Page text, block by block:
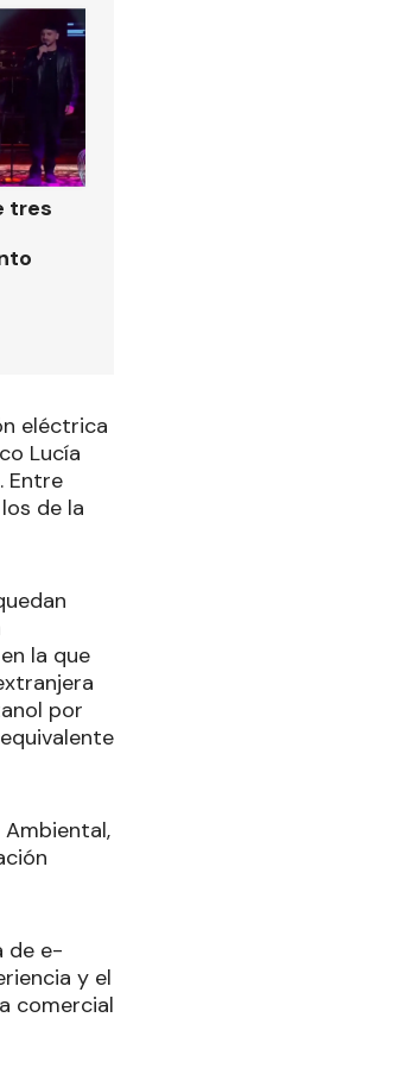
tres
eléctrica
Lucía
Entre
de la
la que
por
de e-
y el
comercial